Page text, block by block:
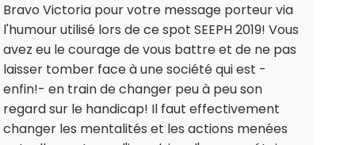
Bravo Victoria pour votre message porteur via
l'humour utilisé lors de ce spot SEEPH 2019! Vous
avez eu le courage de vous battre et de ne pas
laisser tomber face à une société qui est -
enfin!- en train de changer peu à peu son
regard sur le handicap! Il faut effectivement
changer les mentalités et les actions menées